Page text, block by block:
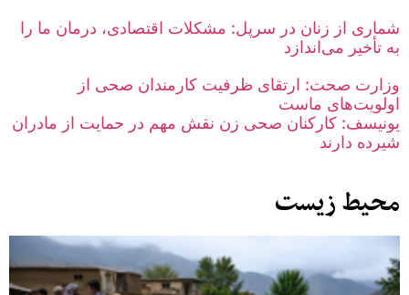
شماری از زنان در سرپل: مشکلات اقتصادی، درمان ما را
به تأخیر می‌اندازد
وزارت صحت: ارتقای ظرفیت کارمندان صحی از
اولویت‌های ماست
یونیسف: کارکنان صحی زن نقش مهم در حمایت از مادران
شیرده دارند
محیط زیست